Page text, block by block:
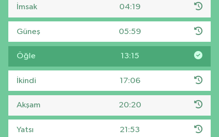
İmsak 04:19
Güneş 05:59
Öğle 13:15
İkindi 17:06
Akşam 20:20
Yatsı 21:53